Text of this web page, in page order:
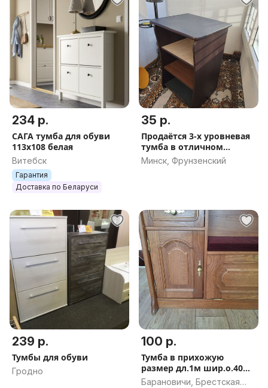
234 р.
САГА тумба для обуви
113х108 белая
Витебск
Гарантия
Доставка по Беларуси
35 р.
Продаётся 3-х уровневая
тумба в отличном
состоянии
Минск, Фрунзенский
239 р.
Тумбы для обуви
Гродно
100 р.
Тумба в прихожую
размер дл.1м шир.о.40м.
выс.0.72м
Барановичи, Брестская